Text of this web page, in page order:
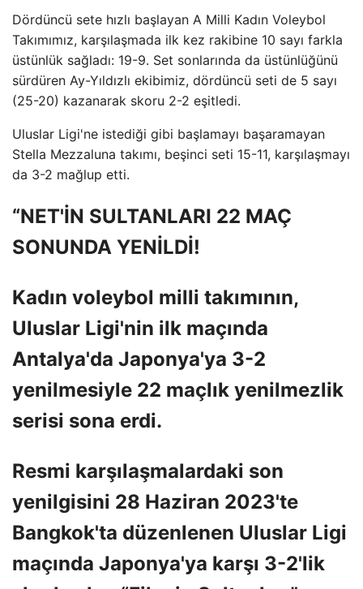
Dördüncü sete hızlı başlayan A Milli Kadın Voleybol
Takımımız, karşılaşmada ilk kez rakibine 10 sayı farkla
üstünlük sağladı: 19-9. Set sonlarında da üstünlüğünü
sürdüren Ay-Yıldızlı ekibimiz, dördüncü seti de 5 sayı
(25-20) kazanarak skoru 2-2 eşitledi.
Uluslar Ligi'ne istediği gibi başlamayı başaramayan
Stella Mezzaluna takımı, beşinci seti 15-11, karşılaşmayı
da 3-2 mağlup etti.
“NET'İN SULTANLARI 22 MAÇ
SONUNDA YENİLDİ!
Kadın voleybol milli takımının,
Uluslar Ligi'nin ilk maçında
Antalya'da Japonya'ya 3-2
yenilmesiyle 22 maçlık yenilmezlik
serisi sona erdi.
Resmi karşılaşmalardaki son
yenilgisini 28 Haziran 2023'te
Bangkok'ta düzenlenen Uluslar Ligi
maçında Japonya'ya karşı 3-2'lik